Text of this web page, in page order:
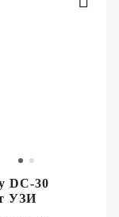
DC-30
УЗИ